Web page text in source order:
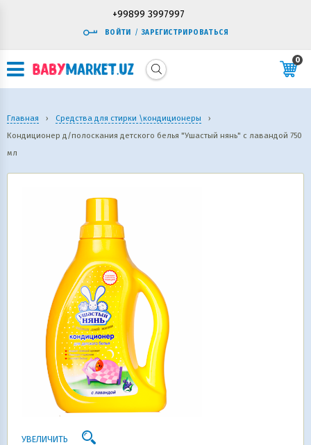
+99899 3997997
ВОЙТИ / ЗАРЕГИСТРИРОВАТЬСЯ
0
Главная › Средства для стирки \кондиционеры
›
Кондиционер д/полоскания детского белья "Ушастый нянь" с лавандой 750
мл
УВЕЛИЧИТЬ